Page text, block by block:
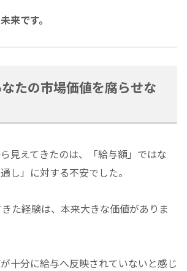
来です。
たの市場価値を腐らせな
見えてきたのは、「給与額」ではな
し」に対する不安でした。
た経験は、本来大きな価値がありま
十分に給与へ反映されていないと感じ